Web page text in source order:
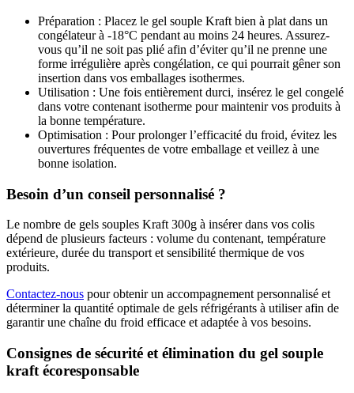
Préparation : Placez le gel souple Kraft bien à plat dans un
congélateur à -18°C pendant au moins 24 heures. Assurez-
vous qu’il ne soit pas plié afin d’éviter qu’il ne prenne une
forme irrégulière après congélation, ce qui pourrait gêner son
insertion dans vos emballages isothermes.
Utilisation : Une fois entièrement durci, insérez le gel congelé
dans votre contenant isotherme pour maintenir vos produits à
la bonne température.
Optimisation : Pour prolonger l’efficacité du froid, évitez les
ouvertures fréquentes de votre emballage et veillez à une
bonne isolation.
Besoin d’un conseil personnalisé ?
Le nombre de gels souples Kraft 300g à insérer dans vos colis
dépend de plusieurs facteurs : volume du contenant, température
extérieure, durée du transport et sensibilité thermique de vos
produits.
Contactez-nous pour obtenir un accompagnement personnalisé et
déterminer la quantité optimale de gels réfrigérants à utiliser afin de
garantir une chaîne du froid efficace et adaptée à vos besoins.
Consignes de sécurité et élimination du gel souple
kraft écoresponsable